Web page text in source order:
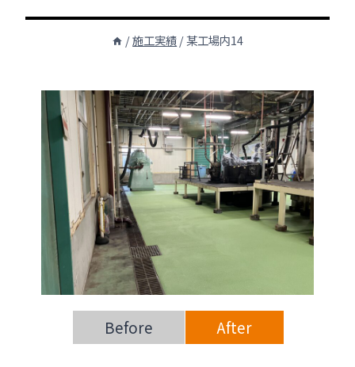
/施工実績/某工場内14
Before After